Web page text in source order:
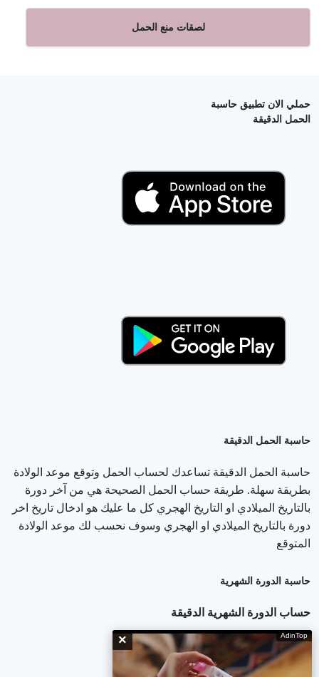
لصقات منع الحمل
حملي الان تطبيق حاسبة
الحمل الدقيقة
حاسبة الحمل الدقيقة
حاسبة الحمل الدقيقة تساعدك لحساب الحمل وتوقع موعد الولادة
بطريقة سهلة. طريقة حساب الحمل الصحيحة هي من آخر دورة
بالتاريخ الميلادي او التاريخ الهجري كل ما عليك هو ادخال تاريخ اخر
دورة بالتاريخ الميلادي او الهجري وسوف نحسب لك موعد الولادة
المتوقع
حاسبة الدورة الشهرية
حساب الدورة الشهرية الدقيقة
× AdinTop